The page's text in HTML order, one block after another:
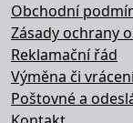
Obchodní
Zásady ochrany
Reklamační řád
Výměna či
Poštovné a